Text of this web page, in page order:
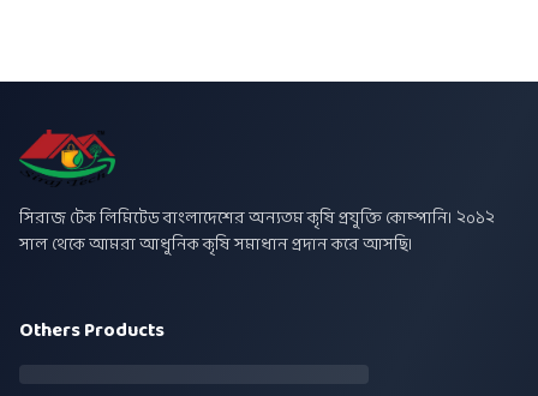
সিরাজ টেক লিমিটেড বাংলাদেশের অন্যতম কৃষি প্রযুক্তি কোম্পানি। ২০১২
সাল থেকে আমরা আধুনিক কৃষি সমাধান প্রদান করে আসছি।
Others Products